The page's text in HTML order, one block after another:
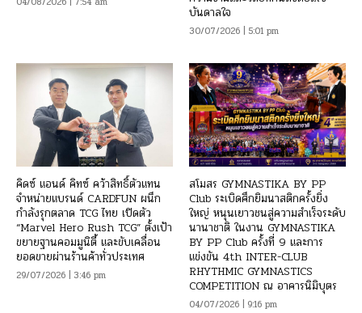
บันดาลใจ
30/07/2026 | 5:01 pm
คิดซ์ แอนด์ คิทซ์ คว้าสิทธิ์ตัวแทน
จำหน่ายแบรนด์ CARDFUN ผนึก
กำลังรุกตลาด TCG ไทย เปิดตัว
“Marvel Hero Rush TCG” ตั้งเป้า
ขยายฐานคอมมูนิตี้ และขับเคลื่อน
ยอดขายผ่านร้านค้าทั่วประเทศ
29/07/2026 | 3:46 pm
สโมสร GYMNASTIKA BY PP
Club ระเบิดศึกยิมนาสติกครั้งยิ่ง
ใหญ่ หนุนเยาวชนสู่ความสำเร็จระดับ
นานาชาติ ในงาน GYMNASTIKA
BY PP Club ครั้งที่ 9 และการ
แข่งขัน 4th INTER-CLUB
RHYTHMIC GYMNASTICS
COMPETITION ณ อาคารนิมิบุตร
04/07/2026 | 9:16 pm